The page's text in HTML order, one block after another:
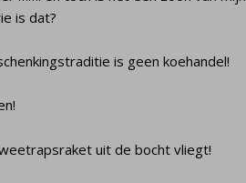
is dat?
is geen koehandel!
uit de bocht vliegt!